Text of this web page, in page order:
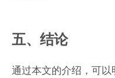
五、结论
通过本文的介绍，可